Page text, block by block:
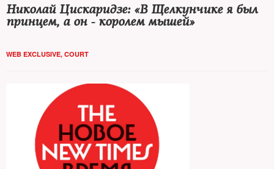
Николай Цискаридзе: «В Щелкунчике я был
принцем, а он - королем мышей»
WEB EXCLUSIVE, COURT